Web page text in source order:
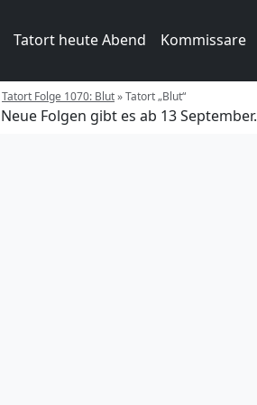
Tatort heute Abend Kommissare
Tatort Folge 1070: Blut»Tatort „Blut“
Neue Folgen gibt es ab 13 September.